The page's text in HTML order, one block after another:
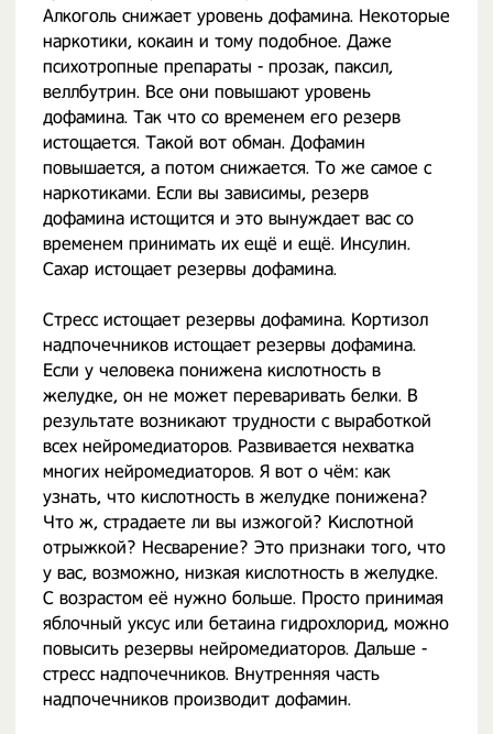
Алкоголь снижает уровень дофамина. Некоторые
наркотики, кокаин и тому подобное. Даже
психотропные препараты - прозак, паксил,
веллбутрин. Все они повышают уровень
дофамина. Так что со временем его резерв
истощается. Такой вот обман. Дофамин
повышается, а потом снижается. То же самое с
наркотиками. Если вы зависимы, резерв
дофамина истощится и это вынуждает вас со
временем принимать их ещё и ещё. Инсулин.
Сахар истощает резервы дофамина.
Стресс истощает резервы дофамина. Кортизол
надпочечников истощает резервы дофамина.
Если у человека понижена кислотность в
желудке, он не может переваривать белки. В
результате возникают трудности с выработкой
всех нейромедиаторов. Развивается нехватка
многих нейромедиаторов. Я вот о чём: как
узнать, что кислотность в желудке понижена?
Что ж, страдаете ли вы изжогой? Кислотной
отрыжкой? Несварение? Это признаки того, что
у вас, возможно, низкая кислотность в желудке.
С возрастом её нужно больше. Просто принимая
яблочный уксус или бетаина гидрохлорид, можно
повысить резервы нейромедиаторов. Дальше -
стресс надпочечников. Внутренняя часть
надпочечников производит дофамин.